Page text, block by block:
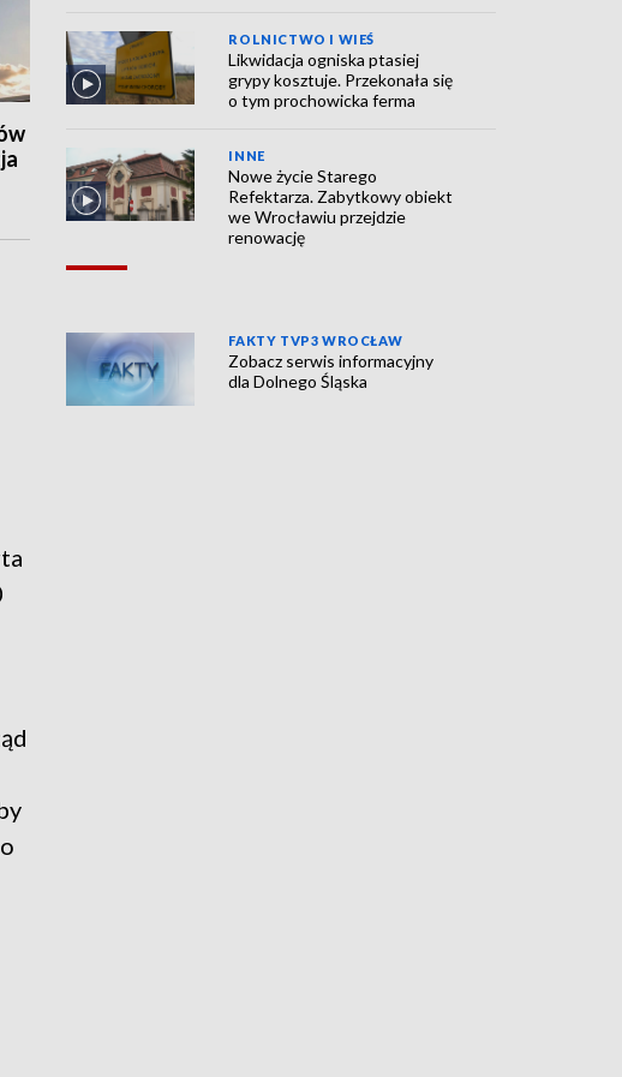
ROLNICTWO I WIEŚ
Likwidacja ogniska ptasiej
grypy kosztuje. Przekonała się
o tym prochowicka ferma
INNE
Nowe życie Starego
Refektarza. Zabytkowy obiekt
we Wrocławiu przejdzie
renowację
FAKTY TVP3 WROCŁAW
Zobacz serwis informacyjny
dla Dolnego Śląska